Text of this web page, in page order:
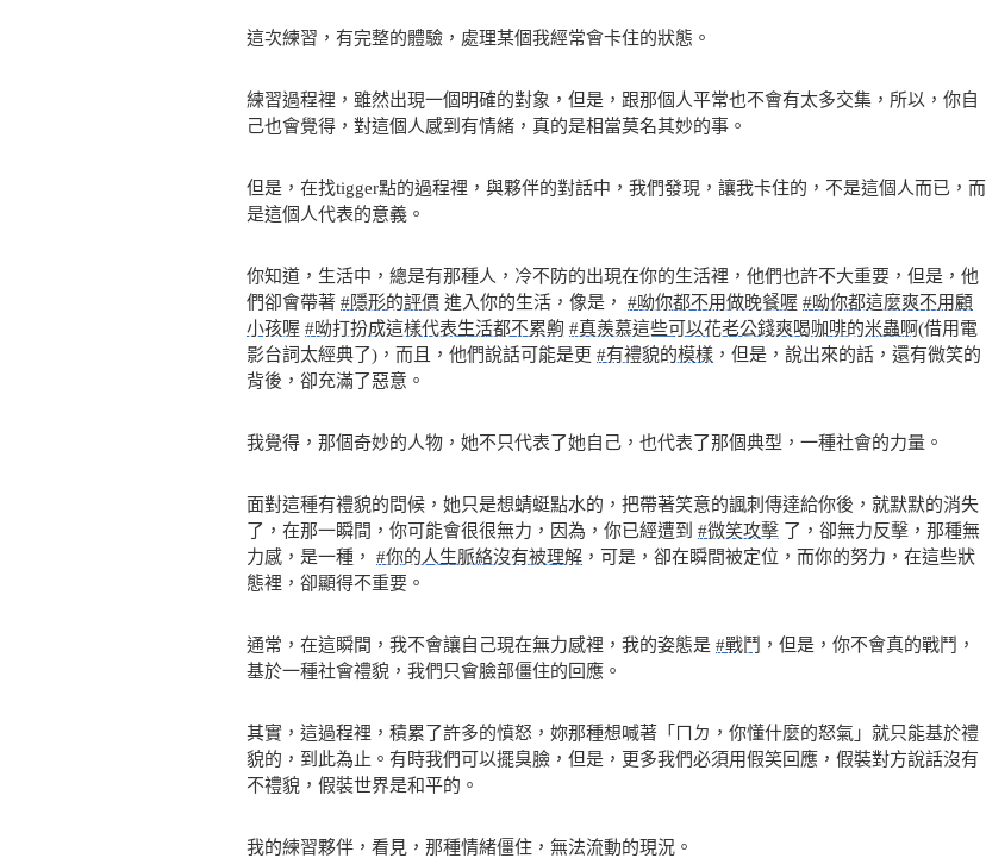
這次練習，有完整的體驗，處理某個我經常會卡住的狀態。
練習過程裡，雖然出現一個明確的對象，但是，跟那個人平常也不會有太多交集，所以，你自
己也會覺得，對這個人感到有情緒，真的是相當莫名其妙的事。
但是，在找tigger點的過程裡，與夥伴的對話中，我們發現，讓我卡住的，不是這個人而已，而
是這個人代表的意義。
你知道，生活中，總是有那種人，冷不防的出現在你的生活裡，他們也許不大重要，但是，他
們卻會帶著 #隱形的評價 進入你的生活，像是， #呦你都不用做晚餐喔 #呦你都這麼爽不用顧
小孩喔 #呦打扮成這樣代表生活都不累齁 #真羨慕這些可以花老公錢爽喝咖啡的米蟲啊(借用電
影台詞太經典了)，而且，他們說話可能是更 #有禮貌的模樣 ，但是，說出來的話，還有微笑的
背後，卻充滿了惡意。
我覺得，那個奇妙的人物，她不只代表了她自己，也代表了那個典型，一種社會的力量。
面對這種有禮貌的問候，她只是想蜻蜓點水的，把帶著笑意的諷刺傳達給你後，就默默的消失
了，在那一瞬間，你可能會很很無力，因為，你已經遭到 #微笑攻擊 了，卻無力反擊，那種無
力感，是一種， #你的人生脈絡沒有被理解 ，可是，卻在瞬間被定位，而你的努力，在這些狀
態裡，卻顯得不重要。
通常，在這瞬間，我不會讓自己現在無力感裡，我的姿態是 #戰鬥 ，但是，你不會真的戰鬥，
基於一種社會禮貌，我們只會臉部僵住的回應。
其實，這過程裡，積累了許多的憤怒，妳那種想喊著「ㄇㄉ，你懂什麼的怒氣」就只能基於禮
貌的，到此為止。有時我們可以擺臭臉，但是，更多我們必須用假笑回應，假裝對方說話沒有
不禮貌，假裝世界是和平的。
我的練習夥伴，看見，那種情緒僵住，無法流動的現況。